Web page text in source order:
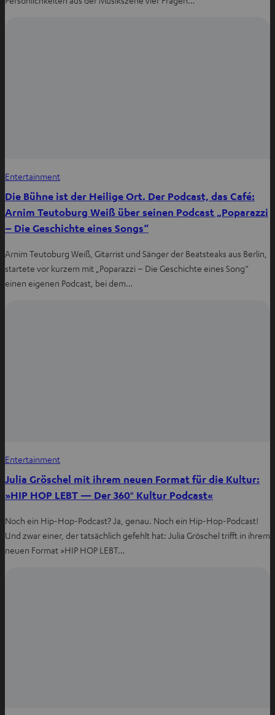
Entertainment
Die Bühne ist der Heilige Ort. Der Podcast, das Café:
Arnim Teutoburg Weiß über seinen Podcast „Poparazzi
– Die Geschichte eines Songs“
Arnim Teutoburg Weiß, Gitarrist und Sänger der Beatsteaks aus Berlin,
startete vor kurzem mit „Poparazzi – Die Geschichte eines Song“
einen eigenen Podcast, bei dem…
Entertainment
Julia Gröschel mit ihrem neuen Format für die Kultur:
»HIP HOP LEBT — Der 360° Kultur Podcast«
Noch ein Hip-Hop-Podcast? Ja, genau. Noch ein Hip-Hop-Podcast!
Und zwar einer, der tatsächlich gefehlt hat: Julia Gröschel trifft in ihrem
neuen Format »HIP HOP LEBT…